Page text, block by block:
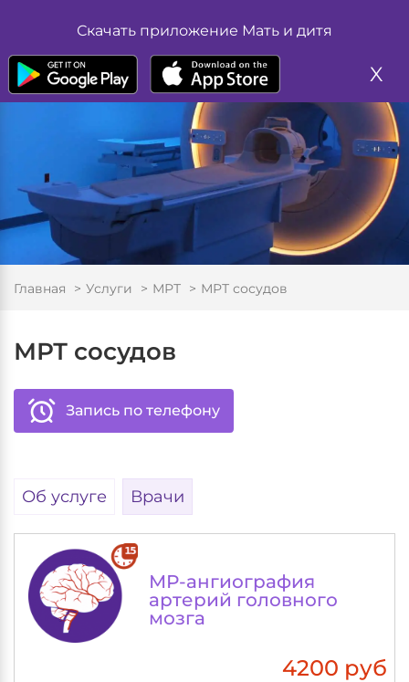
Размер шрифта
А
Цвет
Изображение
Вкл
Выкл
Обычная версия
Запись на прием
Главная Услуги МРТ МРТ сосудов
МРТ сосудов
Запись по телефону
Об услуге Врачи
МР-ангиография
артерий головного
мозга
4200 руб
Скачать приложение Мать и дитя
X